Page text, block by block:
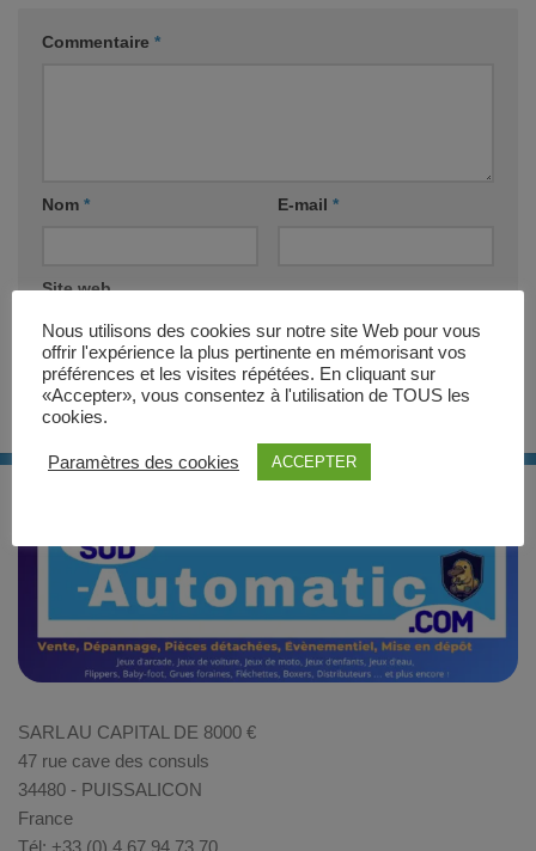
Commentaire *
Nom * E-mail *
Site web
SARL AU CAPITAL DE 8000 €
47 rue cave des consuls
34480 - PUISSALICON
France
Tél: +33 (0) 4 67 94 73 70
Nous utilisons des cookies sur notre site Web pour vous
offrir l'expérience la plus pertinente en mémorisant vos
préférences et les visites répétées. En cliquant sur
«Accepter», vous consentez à l'utilisation de TOUS les
cookies.
Paramètres des cookies ACCEPTER